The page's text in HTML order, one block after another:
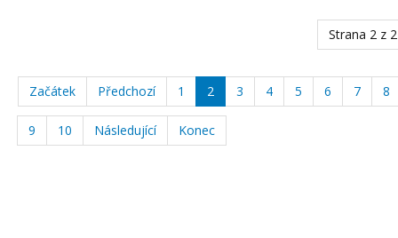
Strana 2 z
Začátek Předchozí 1 2 3 4 5 6 7 8
9 10 Následující Konec